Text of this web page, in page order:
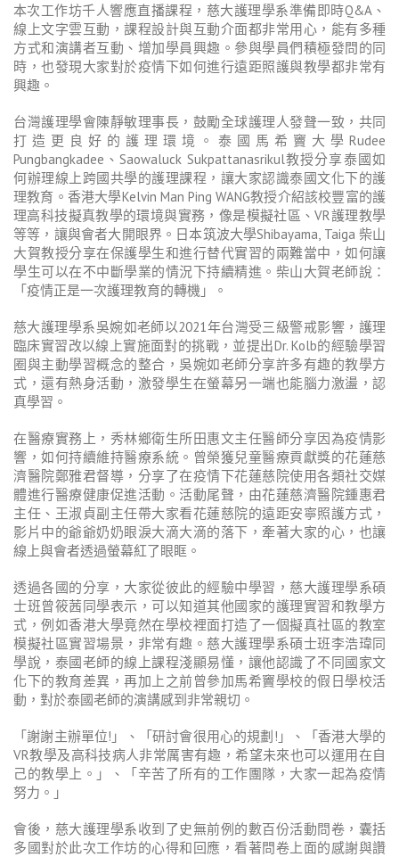
本次工作坊千人響應直播課程，慈大護理學系準備即時Q&A、
線上文字雲互動，課程設計與互動介面都非常用心，能有多種
方式和演講者互動、增加學員興趣。參與學員們積極發問的同
時，也發現大家對於疫情下如何進行遠距照護與教學都非常有
興趣。
台灣護理學會陳靜敏理事長，鼓勵全球護理人發聲一致，共同
打造更良好的護理環境。泰國馬希竇大學Rudee
Pungbangkadee、Saowaluck Sukpattanasrikul教授分享泰國如
何辦理線上跨國共學的護理課程，讓大家認識泰國文化下的護
理教育。香港大學Kelvin Man Ping WANG教授介紹該校豐富的護
理高科技擬真教學的環境與實務，像是模擬社區、VR護理教學
等等，讓與會者大開眼界。日本筑波大學Shibayama, Taiga 柴山
大賀教授分享在保護學生和進行替代實習的兩難當中，如何讓
學生可以在不中斷學業的情況下持續精進。柴山大賀老師說：
「疫情正是一次護理教育的轉機」。
慈大護理學系吳婉如老師以2021年台灣受三級警戒影響，護理
臨床實習改以線上實施面對的挑戰，並提出Dr. Kolb的經驗學習
圈與主動學習概念的整合，吳婉如老師分享許多有趣的教學方
式，還有熱身活動，激發學生在螢幕另一端也能腦力激盪，認
真學習。
在醫療實務上，秀林鄉衛生所田惠文主任醫師分享因為疫情影
響，如何持續維持醫療系統。曾榮獲兒童醫療貢獻獎的花蓮慈
濟醫院鄭雅君督導，分享了在疫情下花蓮慈院使用各類社交媒
體進行醫療健康促進活動。活動尾聲，由花蓮慈濟醫院鍾惠君
主任、王淑貞副主任帶大家看花蓮慈院的遠距安寧照護方式，
影片中的爺爺奶奶眼淚大滴大滴的落下，牽著大家的心，也讓
線上與會者透過螢幕紅了眼眶。
透過各國的分享，大家從彼此的經驗中學習，慈大護理學系碩
士班曾筱茜同學表示，可以知道其他國家的護理實習和教學方
式，例如香港大學竟然在學校裡面打造了一個擬真社區的教室
模擬社區實習場景，非常有趣。慈大護理學系碩士班李浩瑋同
學說，泰國老師的線上課程淺顯易懂，讓他認識了不同國家文
化下的教育差異，再加上之前曾參加馬希竇學校的假日學校活
動，對於泰國老師的演講感到非常親切。
「謝謝主辦單位!」、「研討會很用心的規劃!」、「香港大學的
VR教學及高科技病人非常厲害有趣，希望未來也可以運用在自
己的教學上。」、「辛苦了所有的工作團隊，大家一起為疫情
努力。」
會後，慈大護理學系收到了史無前例的數百份活動問卷，囊括
多國對於此次工作坊的心得和回應，看著問卷上面的感謝與讚